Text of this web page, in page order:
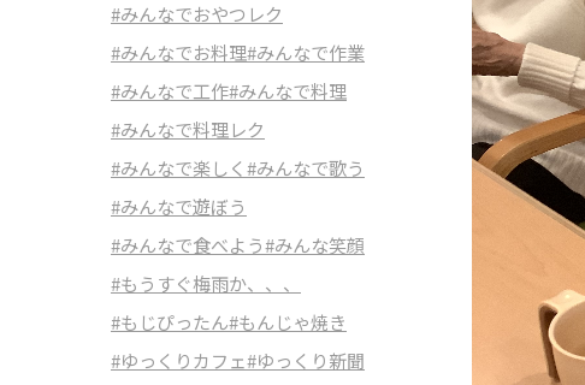
#みんなでおやつレク
#みんなでお料理#みんなで作業
#みんなで工作#みんなで料理
#みんなで料理レク
#みんなで楽しく #みんなで歌う
#みんなで遊ぼう
#みんなで食べよう#みんな笑顔
#もうすぐ梅雨か、、、
#もじぴったん#もんじゃ焼き
#ゆっくりカフェ#ゆっくり新聞